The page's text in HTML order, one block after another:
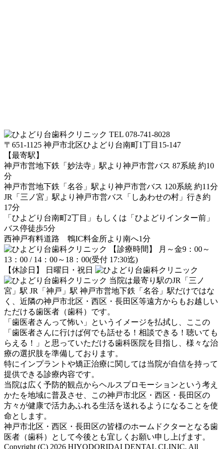
TEL 078-741-8028
〒651-1125 神戸市北区ひよどり台南町1丁目15-147
【最寄駅】
神戸市営地下鉄「妙法寺」駅より神戸市営バス 87系統 約10
分
神戸市営地下鉄「名谷」駅より神戸市営バス 120系統 約11分
JR「三ノ宮」駅より神戸市営バス「しあわせの村」行き約
17分
「ひよどり台南町2丁目」もしくは「ひよどりインター前」
バス停徒歩5分
西神戸有料道路 鵯IC料金所より南へ1分
【診療時間】 月～金9：00～
13：00 / 14：00～18：00(受付 17:30迄)
【休診日】 日曜日・祝日
当院は最寄り駅のJR「三ノ
宮」駅 JR「神戸」駅 神戸市営地下鉄「名谷」駅だけではな
く、近隣の神戸市北区・西区・長田区等遠方からもお越しい
ただける歯医者（歯科）です。
「歯医者さんって怖い」というイメージを払拭し、ここの
「歯医者さんに行けば何でも話せる！相談できる！聴いても
らえる！」と思っていただける歯科医院を目指し、様々な治
療の選択肢を準備しております。
特にインプラントや矯正治療に関しては当院が自信を持って
提供できる診療内容です。
当院は広く予防的観点からヘルスプロモーションという考え
かたを地域に普及させ、この神戸市北区・西区・長田区の
方々が健康で活力あふれる生活を送れるようになることを使
命とします。
神戸市北区・西区・長田区の皆様のホームドクターとなる歯
医者（歯科）として今後とも宜しくお願い申し上げます。
Copyright (C) 2026 HIYODORIDAI DENTAL CLINIC. All